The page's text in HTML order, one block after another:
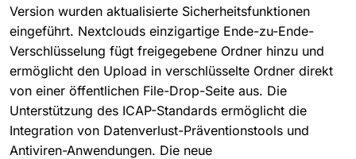
Version wurden aktualisierte Sicherheitsfunktionen
eingeführt. Nextclouds einzigartige Ende-zu-Ende-
Verschlüsselung fügt freigegebene Ordner hinzu und
ermöglicht den Upload in verschlüsselte Ordner direkt
von einer öffentlichen File-Drop-Seite aus. Die
Unterstützung des ICAP-Standards ermöglicht die
Integration von Datenverlust-Präventionstools und
Antiviren-Anwendungen. Die neue